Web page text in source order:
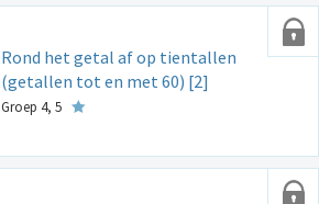
Rond het getal af op tientallen
(getallen tot en met 60) [2]
Groep 4, 5